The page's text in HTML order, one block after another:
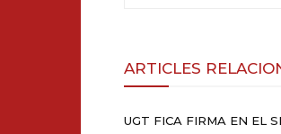
ARTICLES
UGT FICA FIRMA EN EL